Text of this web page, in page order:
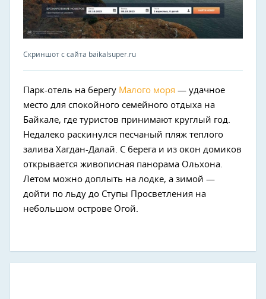
Скриншот с сайта baikalsuper.ru
Парк-отель на берегу Малого моря — удачное
место для спокойного семейного отдыха на
Байкале, где туристов принимают круглый год.
Недалеко раскинулся песчаный пляж теплого
залива Хагдан-Далай. С берега и из окон домиков
открывается живописная панорама Ольхона.
Летом можно доплыть на лодке, а зимой —
дойти по льду до Ступы Просветления на
небольшом острове Огой.